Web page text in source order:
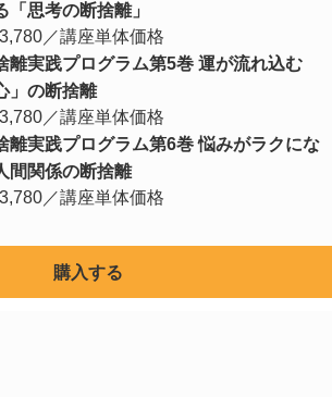
「思考の断捨離」
／講座単体価格
離実践プログラム第5巻 運が流れ込む
」の断捨離
／講座単体価格
離実践プログラム第6巻 悩みがラクにな
間関係の断捨離
／講座単体価格
購入する